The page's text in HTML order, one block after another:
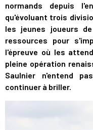
normands depuis
qu'évoluant trois
les jeunes joueurs
ressources pour
l'épreuve où les
pleine opération
Saulnier n'entend
continuer à briller.